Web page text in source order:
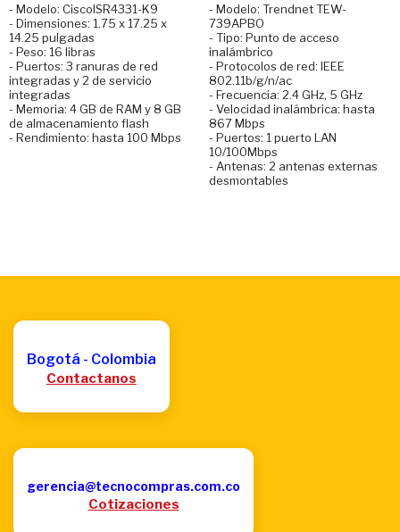
- Modelo: CiscoISR4331-K9
- Dimensiones: 1.75 x 17.25 x
14.25 pulgadas
- Peso: 16 libras
- Puertos: 3 ranuras de red
integradas y 2 de servicio
integradas
- Memoria: 4 GB de RAM y 8 GB
de almacenamiento flash
- Rendimiento: hasta 100 Mbps
- Modelo: Trendnet TEW-
739APBO
- Tipo: Punto de acceso
inalámbrico
- Protocolos de red: IEEE
802.11b/g/n/ac
- Frecuencia: 2.4 GHz, 5 GHz
- Velocidad inalámbrica: hasta
867 Mbps
- Puertos: 1 puerto LAN
10/100Mbps
- Antenas: 2 antenas externas
desmontables
Bogotá - Colombia
Contactanos
gerencia@tecnocompras.com.co
Cotizaciones